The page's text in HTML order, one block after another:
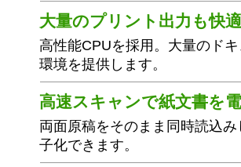
大量のプリント出力も快
高性能CPUを採用。大量のド
環境を提供します。
高速スキャンで紙文書を
両面原稿をそのまま同時読込
子化できます。